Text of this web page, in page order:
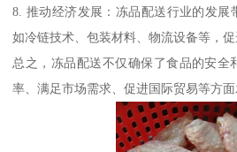
8. 推动经济发展：冻品配送行业的发展
如冷链技术、包装材料、物流设备等，促
总之，冻品配送不仅确保了食品的安全
率、满足市场需求、促进国际贸易等方面